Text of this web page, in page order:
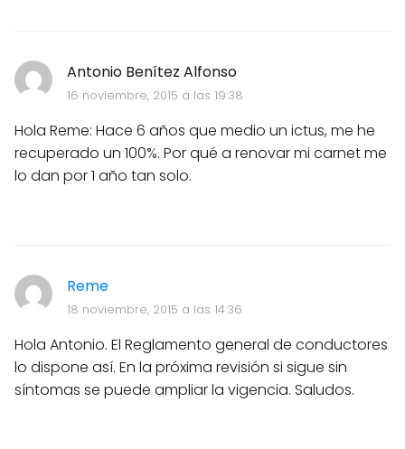
Antonio Benítez Alfonso
16 noviembre, 2015 a las 19:38
Hola Reme: Hace 6 años que medio un ictus, me he
recuperado un 100%. Por qué a renovar mi carnet me
lo dan por 1 año tan solo.
Reme
18 noviembre, 2015 a las 14:36
Hola Antonio. El Reglamento general de conductores
lo dispone así. En la próxima revisión si sigue sin
síntomas se puede ampliar la vigencia. Saludos.